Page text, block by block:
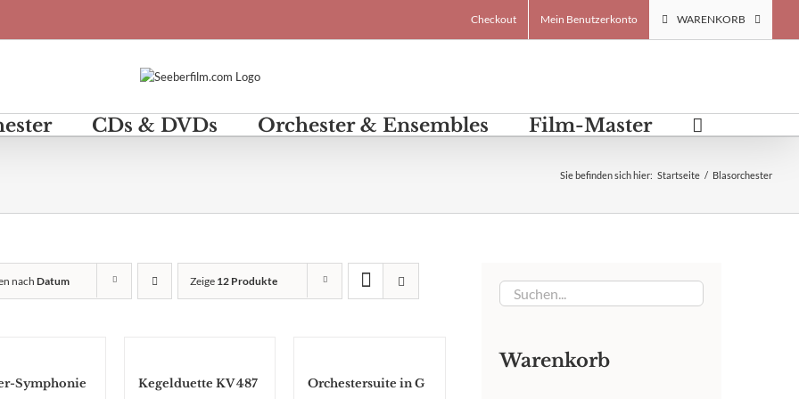
Checkout Mein Benutzerkonto WARENKORB
CDs & DVDs Orchester & Ensembles Film-Master
Sie befinden sich hier: Startseite / Blasorchester
nachDatum Zeige 12 Produkte
Symphonie
Kegelduette KV 487
Orchestersuite in G
Warenkorb